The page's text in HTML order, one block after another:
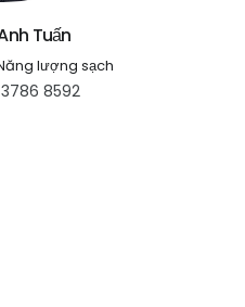
Tuấn
lượng sạch
8592